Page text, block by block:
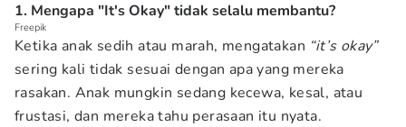
1. Mengapa "It's Okay" tidak selalu membantu?
Freepik
Ketika anak sedih atau marah, mengatakan “it’s okay”
sering kali tidak sesuai dengan apa yang mereka
rasakan. Anak mungkin sedang kecewa, kesal, atau
frustasi, dan mereka tahu perasaan itu nyata.